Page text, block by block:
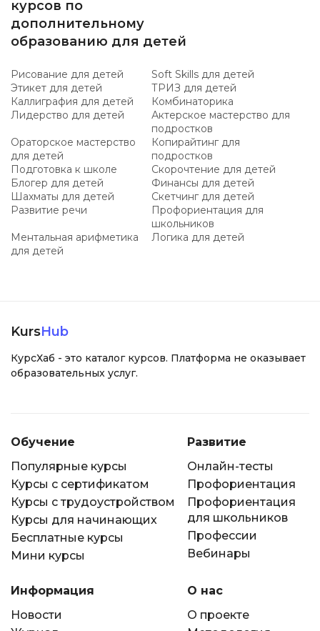
курсов по
дополнительному
образованию для детей
Рисование для детей
Soft Skills для детей
Этикет для детей
ТРИЗ для детей
Каллиграфия для детей
Комбинаторика
Лидерство для детей
Актерское мастерство для
подростков
Ораторское мастерство
для детей
Копирайтинг для
подростков
Подготовка к школе
Скорочтение для детей
Блогер для детей
Финансы для детей
Шахматы для детей
Скетчинг для детей
Развитие речи
Профориентация для
школьников
Ментальная арифметика
для детей
Логика для детей
KursHub
КурсХаб - это каталог курсов. Платформа не оказывает
образовательных услуг.
Обучение
Популярные курсы
Курсы с сертификатом
Курсы с трудоустройством
Курсы для начинающих
Бесплатные курсы
Мини курсы
Развитие
Онлайн-тесты
Профориентация
Профориентация
для школьников
Профессии
Вебинары
Информация
Новости
О нас
О проекте